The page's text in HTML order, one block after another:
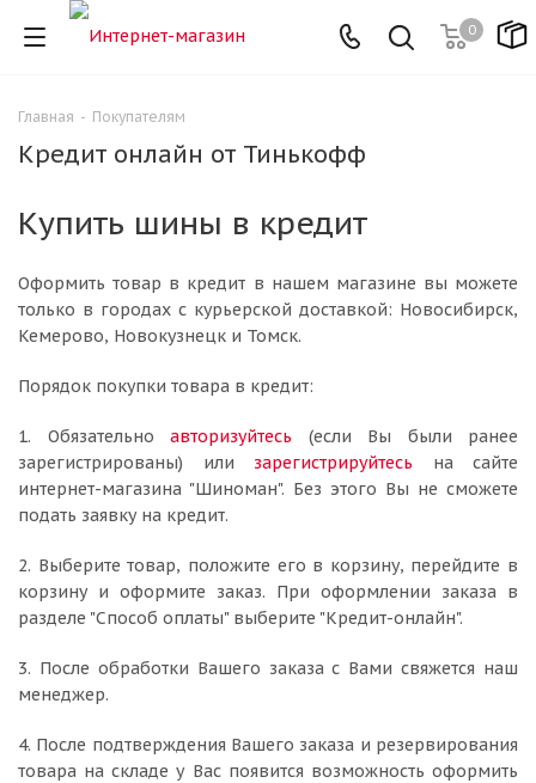
0
Главная - Покупателям
Кредит онлайн от Тинькофф
Купить шины в кредит
Оформить товар в кредит в нашем магазине вы можете
только в городах с курьерской доставкой: Новосибирск,
Кемерово, Новокузнецк и Томск.
Порядок покупки товара в кредит:
1. Обязательно авторизуйтесь (если Вы были ранее
зарегистрированы) или зарегистрируйтесь на сайте
интернет-магазина "Шиноман". Без этого Вы не сможете
подать заявку на кредит.
2. Выберите товар, положите его в корзину, перейдите в
корзину и оформите заказ. При оформлении заказа в
разделе "Способ оплаты" выберите "Кредит-онлайн".
3. После обработки Вашего заказа с Вами свяжется наш
менеджер.
4. После подтверждения Вашего заказа и резервирования
товара на складе у Вас появится возможность оформить